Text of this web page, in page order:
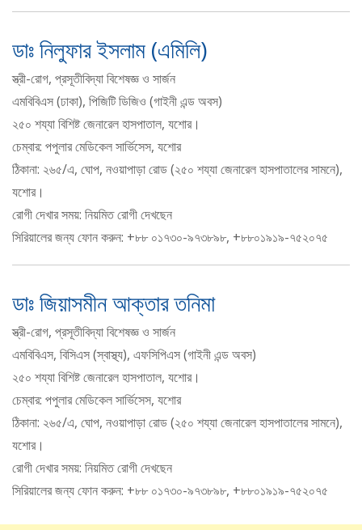
ডাঃ নিলুফার ইসলাম (এমিলি)
স্ত্রী-রোগ, প্রসূতীবিদ্যা বিশেষজ্ঞ ও সার্জন
এমবিবিএস (ঢাকা), পিজিটি ডিজিও (গাইনী এন্ড অবস)
২৫০ শয্যা বিশিষ্ট জেনারেল হাসপাতাল, যশোর।
চেম্বার: পপুলার মেডিকেল সার্ভিসেস, যশোর
ঠিকানা: ২৬৫/এ, ঘোপ, নওয়াপাড়া রোড (২৫০ শয্যা জেনারেল হাসপাতালের সামনে),
যশোর।
রোগী দেখার সময়: নিয়মিত রোগী দেখছেন
সিরিয়ালের জন্য ফোন করুন: +৮৮ ০১৭৩০-৯৭৩৮৯৮, +৮৮০১৯১৯-৭৫২০৭৫
ডাঃ জিয়াসমীন আক্তার তনিমা
স্ত্রী-রোগ, প্রসূতীবিদ্যা বিশেষজ্ঞ ও সার্জন
এমবিবিএস, বিসিএস (স্বাস্থ্য), এফসিপিএস (গাইনী এন্ড অবস)
২৫০ শয্যা বিশিষ্ট জেনারেল হাসপাতাল, যশোর।
চেম্বার: পপুলার মেডিকেল সার্ভিসেস, যশোর
ঠিকানা: ২৬৫/এ, ঘোপ, নওয়াপাড়া রোড (২৫০ শয্যা জেনারেল হাসপাতালের সামনে),
যশোর।
রোগী দেখার সময়: নিয়মিত রোগী দেখছেন
সিরিয়ালের জন্য ফোন করুন: +৮৮ ০১৭৩০-৯৭৩৮৯৮, +৮৮০১৯১৯-৭৫২০৭৫